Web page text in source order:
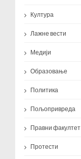
Култура
Лажне вести
Медији
Образовање
Политика
Пољопривреда
Правни факултет
Протести